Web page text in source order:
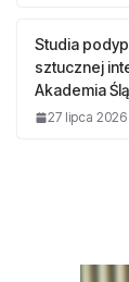
Studia
sztucznej
Akademia
27 lipca 2026